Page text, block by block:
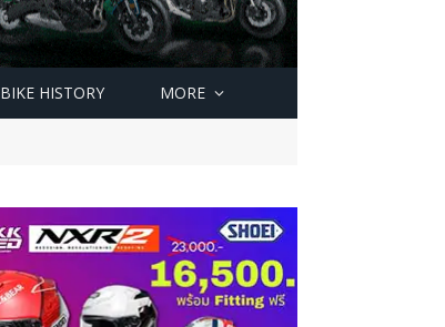
BIKE HISTORY MORE